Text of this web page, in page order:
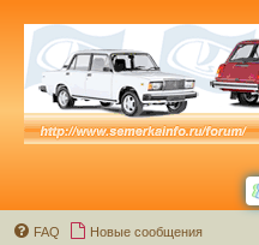
FAQ Новые сообщения